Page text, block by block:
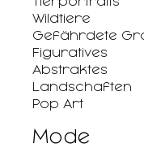
Wildtiere
Gefährdete
Figuratives
Abstraktes
Landschaften
Pop Art
Mode